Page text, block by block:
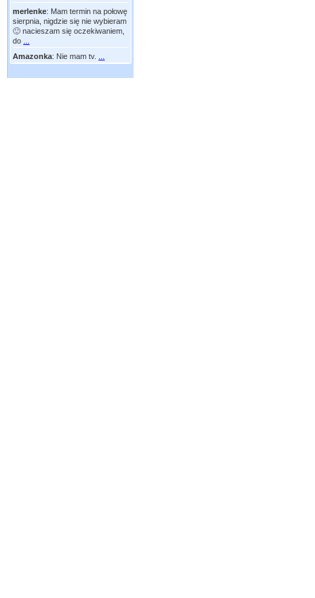
merlenke: Mam termin na połowę
sierpnia, nigdzie się nie wybieram
🙂 nacieszam się oczekiwaniem,
do
Amazonka: Nie mam tv.